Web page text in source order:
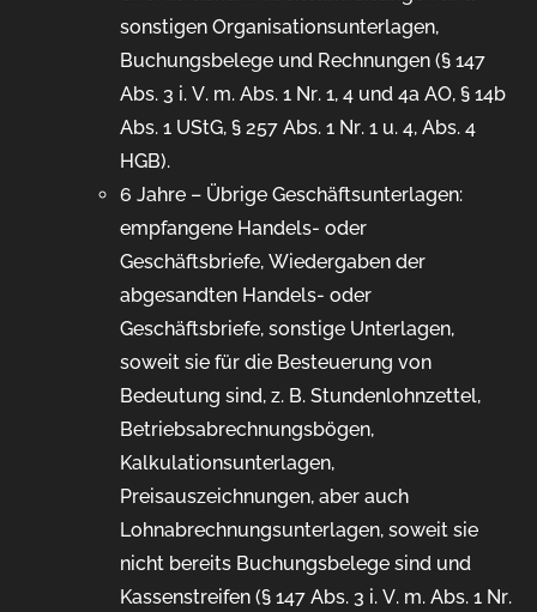
sonstigen Organisationsunterlagen,
Buchungsbelege und Rechnungen (§ 147
Abs. 3 i. V. m. Abs. 1 Nr. 1, 4 und 4a AO, § 14b
Abs. 1 UStG, § 257 Abs. 1 Nr. 1 u. 4, Abs. 4
HGB).
6 Jahre – Übrige Geschäftsunterlagen:
empfangene Handels- oder
Geschäftsbriefe, Wiedergaben der
abgesandten Handels- oder
Geschäftsbriefe, sonstige Unterlagen,
soweit sie für die Besteuerung von
Bedeutung sind, z. B. Stundenlohnzettel,
Betriebsabrechnungsbögen,
Kalkulationsunterlagen,
Preisauszeichnungen, aber auch
Lohnabrechnungsunterlagen, soweit sie
nicht bereits Buchungsbelege sind und
Kassenstreifen (§ 147 Abs. 3 i. V. m. Abs. 1 Nr.